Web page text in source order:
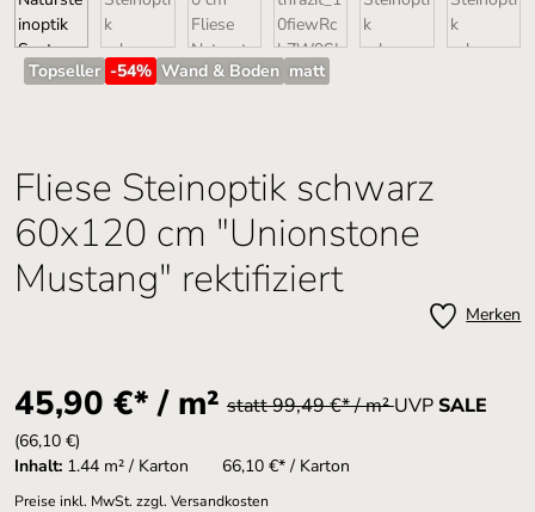
Topseller -54% Wand & Boden matt
Fliese Steinoptik schwarz
60x120 cm "Unionstone
Mustang" rektifiziert
Merken
45,90 €* / m² statt 99,49 €* / m²UVPSALE
(66,10 €)
Inhalt: 1.44 m² / Karton 66,10 €* / Karton
Preise inkl. MwSt. zzgl. Versandkosten